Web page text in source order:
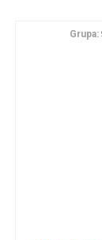
Grupa: